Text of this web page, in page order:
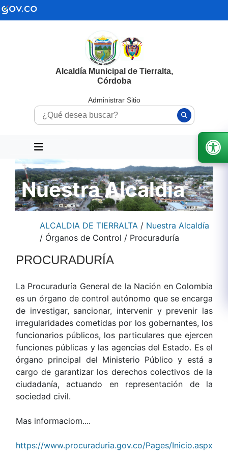
Alcaldía Municipal de Tierralta,
Córdoba
Administrar Sitio
Nuestra Alcaldia
ALCALDIA DE TIERRALTA / Nuestra Alcaldía
/ Órganos de Control / Procuraduría
PROCURADURÍA
La Procuraduría General de la Nación en Colombia
es un órgano de control autónomo que se encarga
de investigar, sancionar, intervenir y prevenir las
irregularidades cometidas por los gobernantes, los
funcionarios públicos, los particulares que ejercen
funciones públicas y las agencias del Estado. Es el
órgano principal del Ministerio Público y está a
cargo de garantizar los derechos colectivos de la
ciudadanía, actuando en representación de la
sociedad civil.
Mas informaciom....
https://www.procuraduria.gov.co/Pages/Inicio.aspx​​